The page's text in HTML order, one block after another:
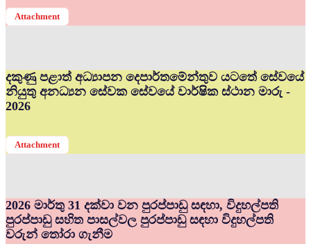
Attachment
දකුණු පළාත් අධ්‍යාපන දෙපාර්තමේන්තුව යටතේ සේවයේ
නියුතු අනධ්‍යන සේවක සේවයේ වාර්ෂික ස්ථාන මාරු -
2026
Attachment
2026 මාර්තු 31 දක්වා වන පුරප්පාඩු සඳහා, විදුහල්පති
පුරප්පාඩු සහිත පාසල්වල පුරප්පාඩු සඳහා විදුහල්පති
වරුන් තෝරා ගැනීම